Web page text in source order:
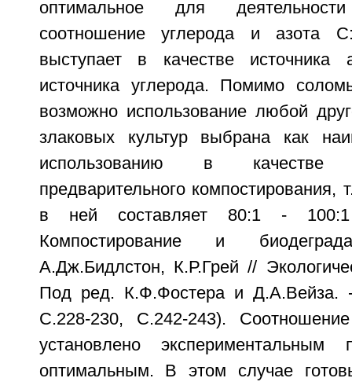
оптимальное для деятельности
соотношение углерода и азота
выступает в качестве
источника углерода. Помимо
возможно использование любой
злаковых культур выбрана как
использованию в
предварительного компостирования,
в ней составляет 80:1 -
Компостирование и
А.Дж.Бидлстон, К.Р.Грей //
Под ред. К.Ф.Фостера и
С.228-230, С.242-243).
установлено
оптимальным. В этом случае